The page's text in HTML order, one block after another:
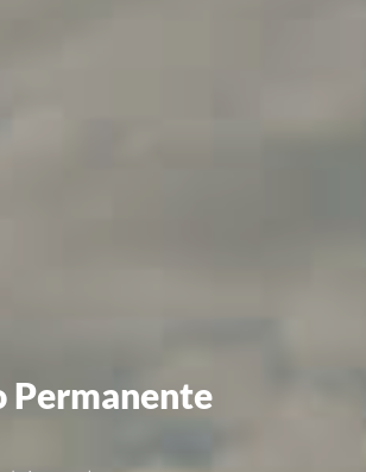
Permanente